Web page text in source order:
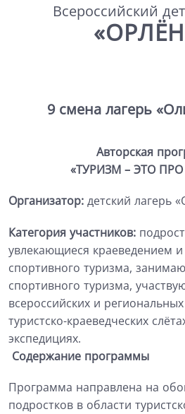
Всероссийский
9 смена лагерь
Авторская
«ТУРИЗМ – ЭТО
Организатор: детский лагерь
Категория участников:
увлекающиеся краеведением
спортивного туризма,
спортивного туризма,
всероссийских и
туристско-краеведческих
экспедициях.
Содержание программы
Программа направлена на
подростков в области туристск